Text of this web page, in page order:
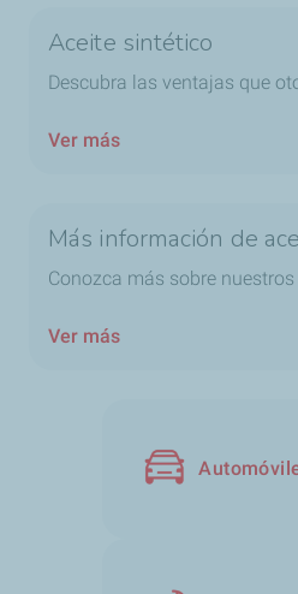
Aceite sintético
Descubra las ventajas que
Ver más
Más información de
Conozca más sobre
Ver más